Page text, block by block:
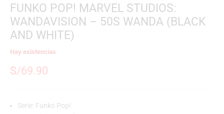
FUNKO POP! MARVEL STUDIOS:
WANDAVISION – 50S WANDA (BLACK
AND WHITE)
Hay existencias
S/69.90
Serie: Funko Pop!